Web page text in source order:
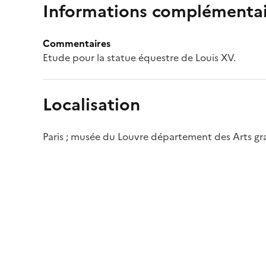
Informations
Commentaires
Etude pour la statue équestre de Louis XV.
Localisation
Paris ; musée du Louvre département des Arts